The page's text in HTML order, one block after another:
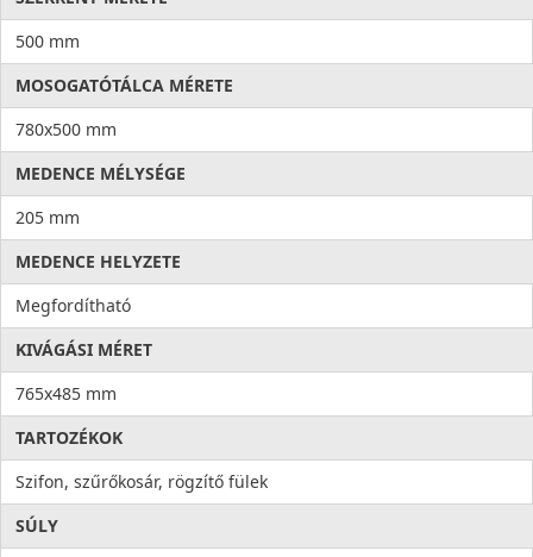
500 mm
MOSOGATÓTÁLCA MÉRETE
780x500 mm
MEDENCE MÉLYSÉGE
205 mm
MEDENCE HELYZETE
Megfordítható
KIVÁGÁSI MÉRET
765x485 mm
TARTOZÉKOK
Szifon, szűrőkosár, rögzítő fülek
SÚLY